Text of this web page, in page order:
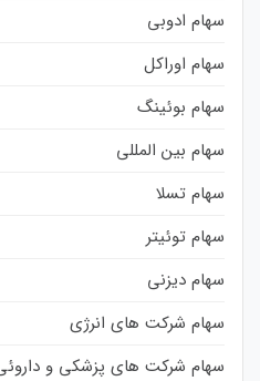
سهام ادوبی
سهام اوراکل
سهام بوئینگ
سهام بین المللی
سهام تسلا
سهام توئیتر
سهام دیزنی
سهام شرکت های انرژی
سهام شرکت های پزشکی و